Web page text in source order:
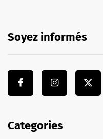
Soyez informés
Categories